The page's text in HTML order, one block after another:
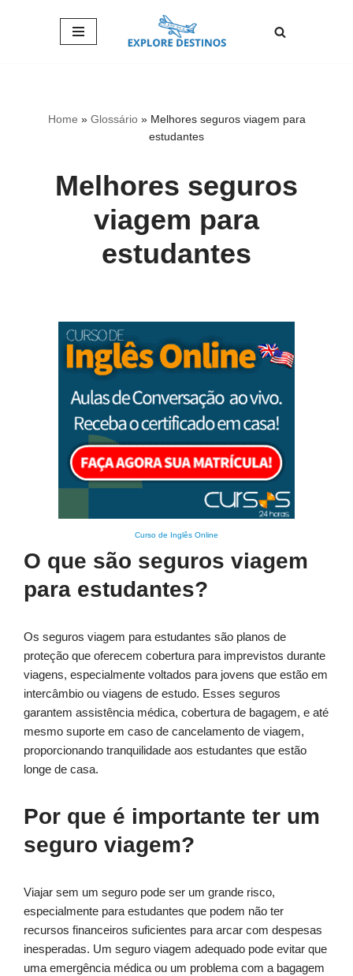
Home » Glossário» Melhores seguros viagem para
estudantes
Melhores seguros
viagem para
estudantes
Curso de Inglês Online
O que são seguros viagem
para estudantes?
Os seguros viagem para estudantes são planos de
proteção que oferecem cobertura para imprevistos durante
viagens, especialmente voltados para jovens que estão em
intercâmbio ou viagens de estudo. Esses seguros
garantem assistência médica, cobertura de bagagem, e até
mesmo suporte em caso de cancelamento de viagem,
proporcionando tranquilidade aos estudantes que estão
longe de casa.
Por que é importante ter um
seguro viagem?
Viajar sem um seguro pode ser um grande risco,
especialmente para estudantes que podem não ter
recursos financeiros suficientes para arcar com despesas
inesperadas. Um seguro viagem adequado pode evitar que
uma emergência médica ou um problema com a bagagem